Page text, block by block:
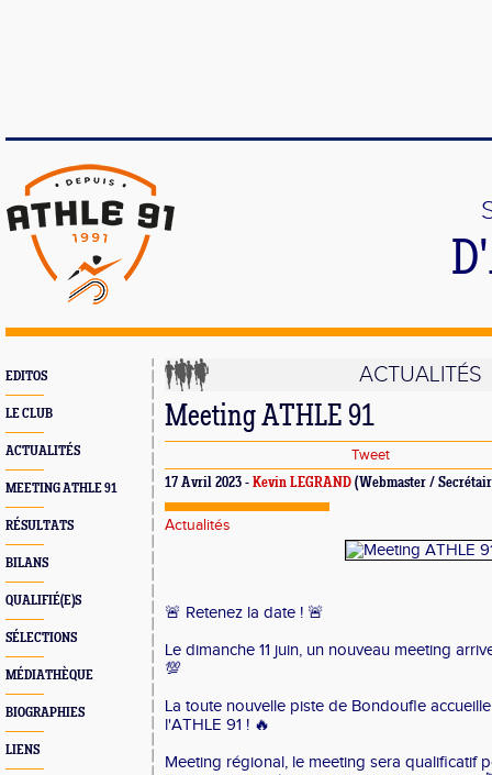
EDITOS
LE CLUB
ACTUALITÉS
MEETING ATHLE 91
RÉSULTATS
BILANS
QUALIFIÉ(E)S
SÉLECTIONS
MÉDIATHÈQUE
BIOGRAPHIES
LIENS
ACTUALITÉS
Meeting ATHLE 91
Tweet
17 Avril 2023 - Kevin LEGRAND (Webmaster /
Actualités
🚨 Retenez la date ! 🚨
Le dimanche 11 juin, un nouveau meeting
💯
La toute nouvelle piste de Bondoufle
l'ATHLE 91 ! 🔥
Meeting régional, le meeting sera qualificatif